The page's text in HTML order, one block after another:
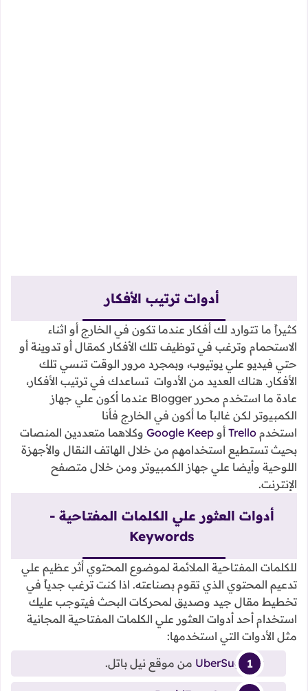
أدوات ترتيب الأفكار
كثيراً ما تتوارد لك أفكار عندما تكون في الخارج أو اثناء
الاستحمام وترغب في توظيف تلك الأفكار كمقال أو تدوينة أو
حتي فيديو علي يوتيوب، وبمجرد مرور الوقت تنسي تلك
الأفكار. هناك العديد من الأدوات تساعدك في ترتيب الأفكار،
عادة ما استخدم محرر Blogger عندما أكون علي جهاز
الكمبيوتر لكن غالباً ما أكون في الخارج فأنا
استخدم Trello أو Google Keep وكلاهما متعددين المنصات
بحيث تستطيع استخدامهم من خلال الهاتف النقال والأجهزة
اللوحية وأيضا علي جهاز الكمبيوتر ومن خلال متصفح
الإنترنت.
أدوات العثور علي الكلمات المفتاحية -
Keywords
للكلمات المفتاحية الملائمة لموضوع المحتوي أثر عظيم علي
تدعيم المحتوي الذي تقوم بصناعته. اذا كنت ترغب جدياً في
تخطيط مقال جيد وصديق لمحركات البحث فيتوجب عليك
استخدام أحد أدوات العثور علي الكلمات المفتاحية المجانية
مثل الأدوات التي استخدمها:
UberSuggest من موقع نيل باتل.